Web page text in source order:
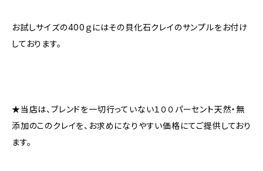
お試しサイズの400ｇにはその貝化石クレイのサンプルをお付け
しております。
★当店は、ブレンドを一切行っていない１００パーセント天然・無
添加のこのクレイを、お求めになりやすい価格にてご提供しており
ます。